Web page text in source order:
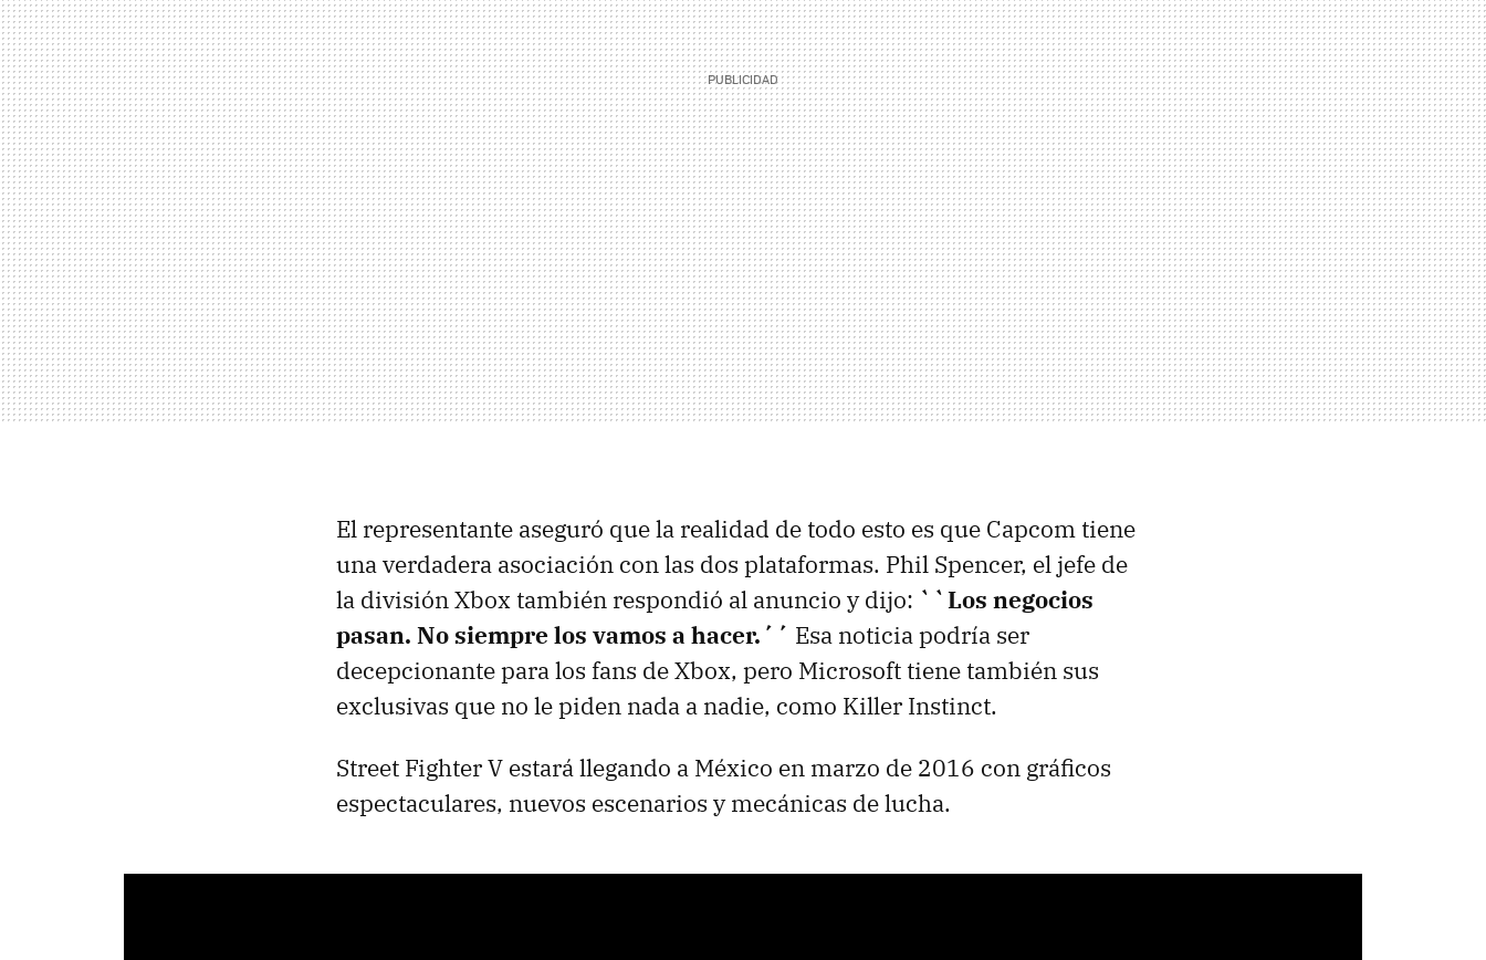
El representante aseguró que la realidad de todo esto es que Capcom tiene
una verdadera asociación con las dos plataformas. Phil Spencer, el jefe de
la división Xbox también respondió al anuncio y dijo: ``Los negocios
pasan. No siempre los vamos a hacer.´´ Esa noticia podría ser
decepcionante para los fans de Xbox, pero Microsoft tiene también sus
exclusivas que no le piden nada a nadie, como Killer Instinct.
Street Fighter V estará llegando a México en marzo de 2016 con gráficos
espectaculares, nuevos escenarios y mecánicas de lucha.